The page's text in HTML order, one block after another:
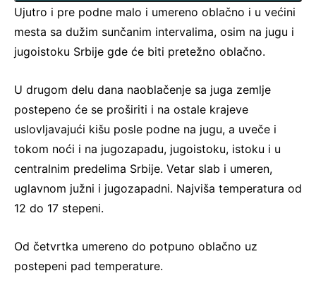
Ujutro i pre podne malo i umereno oblačno i u većini
mesta sa dužim sunčanim intervalima, osim na jugu i
jugoistoku Srbije gde će biti pretežno oblačno.
U drugom delu dana naoblačenje sa juga zemlje
postepeno će se proširiti i na ostale krajeve
uslovljavajući kišu posle podne na jugu, a uveče i
tokom noći i na jugozapadu, jugoistoku, istoku i u
centralnim predelima Srbije. Vetar slab i umeren,
uglavnom južni i jugozapadni. Najviša temperatura od
12 do 17 stepeni.
Od četvrtka umereno do potpuno oblačno uz
postepeni pad temperature.